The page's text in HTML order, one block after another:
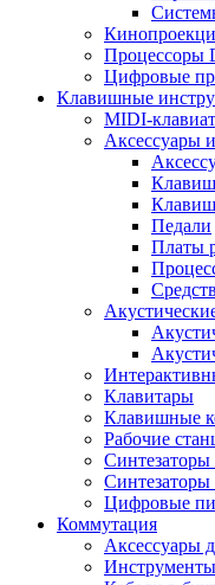
Процессоры
Цифровые
Клавишные
MIDI-
Аксессуары
Педали
Платы
Клавитары
Клавишные
Рабочие
Синтезаторы
Синтезаторы
Цифровые
Коммутация
Аксессуары
Инструменты